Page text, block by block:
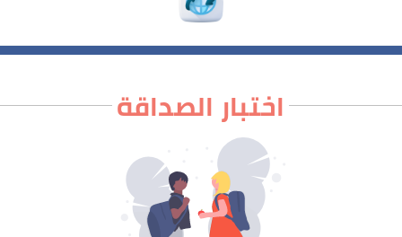
اختبار الصداقة